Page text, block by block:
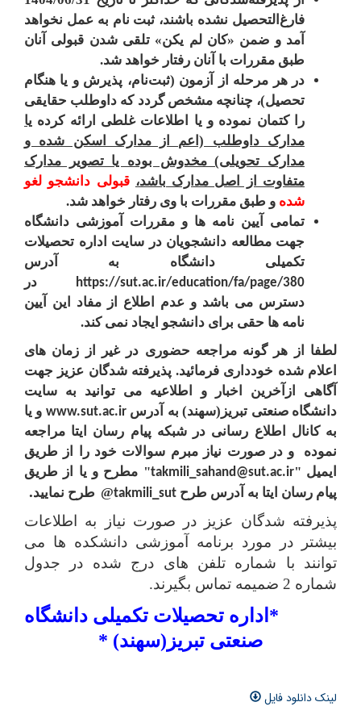
فارغ‌التحصیل‌ نشده باشند، ثبت ‌نام‌ به‌ عمل‌ نخواهد
آمد و ضمن‌ «کان‌ لم‌ یکن» تلقی‌ شدن‌ قبولی‌ آنان‌
طبق‌ مقررات‌ با آنان‌ رفتار خواهد شد.
در هر مرحله‌ از آزمون (ثبت‌نام‌، پذیرش و یا هنگام‌
تحصیل‌)، چنانچه‌ مشخص‌ گردد که‌ داوطلب‌ حقایقی‌
را کتمان‌ نموده‌ و یا اطلاعات غلطی ارائه کرده یا
مدارک داوطلب (اعم از مدارک اسکن شده و
مدارک تحویلی) مخدوش ‌بوده یا تصویر مدارک
متفاوت از اصل مدارک باشد، قبولی‌ دانشجو‌ لغو
شده و طبق‌ مقررات‌ با وی‌ رفتار خواهد شد.
تمامی آیین نامه­ ها و مقررات آموزشی دانشگاه
جهت مطالعه دانشجویان در سایت اداره تحصیلات
تکمیلی دانشگاه به آدرس
https://sut.ac.ir/education/fa/page/380
در
دسترس می ­باشد و عدم اطلاع از مفاد این آیین
نامه ها حقی برای دانشجو ایجاد نمی­ کند.
لطفا از هر گونه مراجعه حضوری در غیر از زمان های
اعلام شده خودداری فرمائید. پذیرفته شدگان عزیز جهت
آگاهی ازآخرین اخبار و اطلاعیه می­ توانید به سایت
دانشگاه صنعتی تبریز(سهند) به آدرسwww.sut.ac.ir و یا
به کانال اطلاع رسانی در شبکه پیام رسان ایتا مراجعه
نموده
و در صورت نیاز مبرم سوالات خود را از طریق
ایمیل "takmili_sahand@sut.ac.ir" مطرح و یا از طریق
پیام رسان ایتا به آدرس طرح takmili_sut
@ طرح نمایید.
پذیرفته شدگان عزیز در صورت نیاز به اطلاعات
بیشتر در مورد برنامه آموزشی دانشکده­ ها می‏
توانند با شماره‏ تلفن های درج شده در جدول
شماره 2 ضمیمه تماس بگیرند.
*اداره تحصیلات تکمیلی دانشگاه
صنعتی تبریز(سهند) *
لینک دانلود فایل